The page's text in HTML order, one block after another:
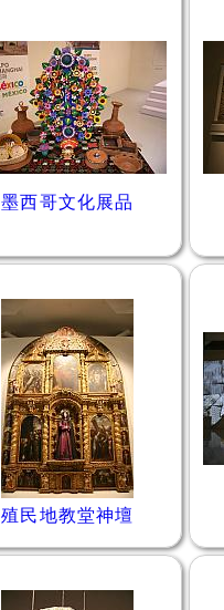
墨西哥文化展品
殖民地教堂神壇